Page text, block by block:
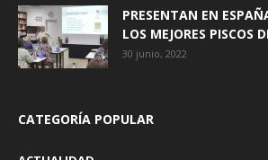
PRESENTAN EN
LOS MEJORES PISCOS
30 junio, 2022
CATEGORÍA POPULAR